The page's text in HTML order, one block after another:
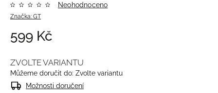
Značka: GT
Neohodnoceno
599 Kč
ZVOLTE VARIANTU
Můžeme doručit do: Zvolte variantu
Možnosti doručení